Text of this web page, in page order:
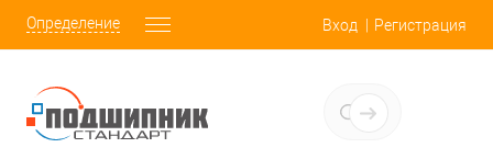
Определение Вход Регистрация